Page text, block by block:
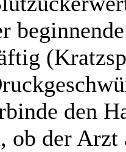
den
ob der